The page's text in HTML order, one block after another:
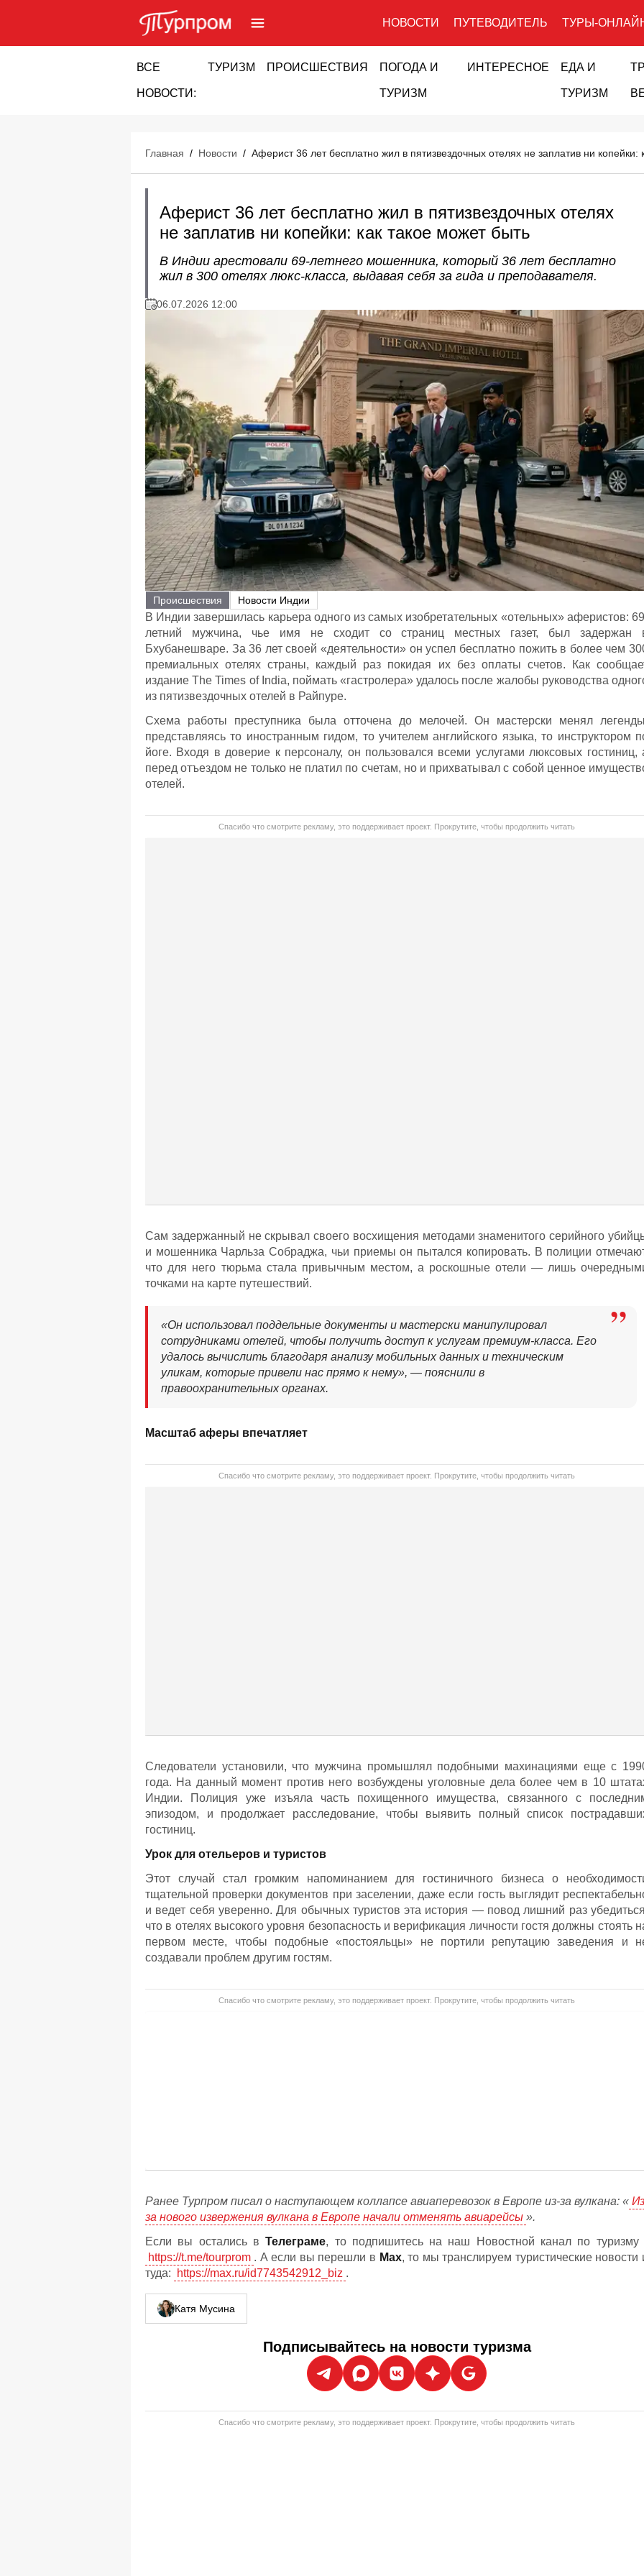
НОВОСТИ ПУТЕВОДИТЕЛЬ ТУРЫ-
ВСЕ
НОВОСТИ:
ТУРИЗМ ПРОИСШЕСТВИЯ ПОГОДА И
ТУРИЗМ
ИНТЕРЕСНОЕ ЕДА И
ТУРИЗМ
Главная / Новости / Аферист 36 лет бесплатно жил в пятизвездочных отелях не заплатив ни копейки:
Аферист 36 лет бесплатно жил в пятизвездочных отелях
не заплатив ни копейки: как такое может быть
В Индии арестовали 69-летнего мошенника, который 36 лет бесплатно
жил в 300 отелях люкс-класса, выдавая себя за гида и преподавателя.
06.07.2026 12:00
Происшествия Новости Индии
В Индии завершилась карьера одного из самых изобретательных «отельных» аферистов:
летний мужчина, чье имя не сходит со страниц местных газет, был задержан
Бхубанешваре. За 36 лет своей «деятельности» он успел бесплатно пожить в более чем
премиальных отелях страны, каждый раз покидая их без оплаты счетов. Как
издание The Times of India, поймать «гастролера» удалось после жалобы руководства
из пятизвездочных отелей в Райпуре.
Схема работы преступника была отточена до мелочей. Он мастерски менял
представляясь то иностранным гидом, то учителем английского языка, то инструктором
йоге. Входя в доверие к персоналу, он пользовался всеми услугами люксовых гостиниц,
перед отъездом не только не платил по счетам, но и прихватывал с собой ценное
отелей.
Спасибо что смотрите рекламу, это поддерживает проект. Прокрутите, чтобы продолжить читать
Сам задержанный не скрывал своего восхищения методами знаменитого серийного
и мошенника Чарльза Собраджа, чьи приемы он пытался копировать. В полиции
что для него тюрьма стала привычным местом, а роскошные отели — лишь
точками на карте путешествий.
«Он использовал поддельные документы и мастерски манипулировал
сотрудниками отелей, чтобы получить доступ к услугам премиум-класса. Его
удалось вычислить благодаря анализу мобильных данных и техническим
уликам, которые привели нас прямо к нему», — пояснили в
правоохранительных органах.
Масштаб аферы впечатляет
Спасибо что смотрите рекламу, это поддерживает проект. Прокрутите, чтобы продолжить читать
Следователи установили, что мужчина промышлял подобными махинациями еще с
года. На данный момент против него возбуждены уголовные дела более чем в 10
Индии. Полиция уже изъяла часть похищенного имущества, связанного с
эпизодом, и продолжает расследование, чтобы выявить полный список
гостиниц.
Урок для отельеров и туристов
Этот случай стал громким напоминанием для гостиничного бизнеса о
тщательной проверки документов при заселении, даже если гость выглядит
и ведет себя уверенно. Для обычных туристов эта история — повод лишний раз
что в отелях высокого уровня безопасность и верификация личности гостя должны стоять
первом месте, чтобы подобные «постояльцы» не портили репутацию заведения и
создавали проблем другим гостям.
Спасибо что смотрите рекламу, это поддерживает проект. Прокрутите, чтобы продолжить читать
Ранее Турпром писал о наступающем коллапсе авиаперевозок в Европе из-за вулкана: «
за нового извержения вулкана в Европе начали отменять авиарейсы ».
Если вы остались вТелеграме, то подпишитесь на наш Новостной канал по туризму
https://t.me/tourprom . А если вы перешли в Мах, то мы транслируем туристические новости
туда:
https://max.ru/id7743542912_biz .
Катя Мусина
Подписывайтесь на новости туризма
Спасибо что смотрите рекламу, это поддерживает проект. Прокрутите, чтобы продолжить читать